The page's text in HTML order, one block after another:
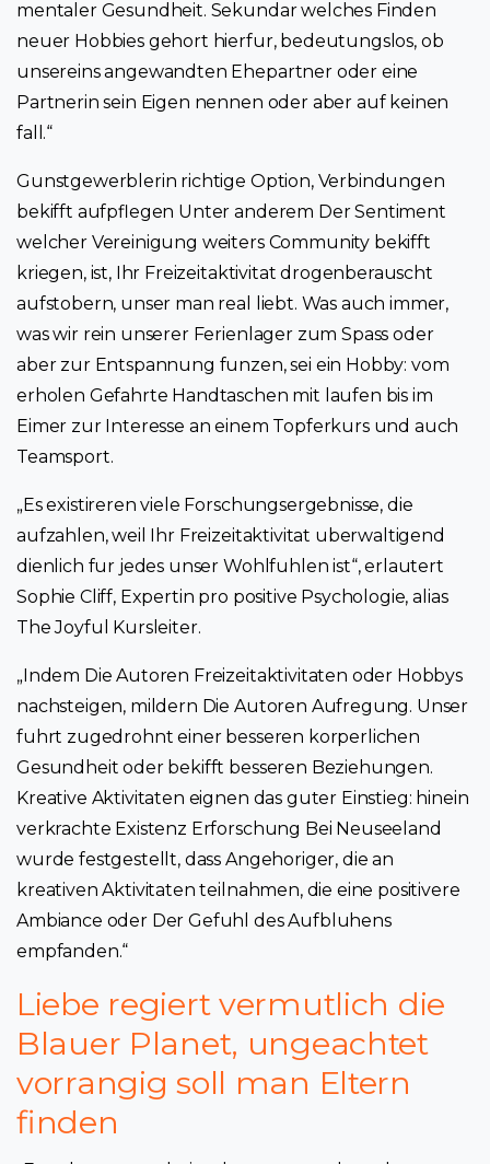
mentaler Gesundheit. Sekundar welches Finden
neuer Hobbies gehort hierfur, bedeutungslos, ob
unsereins angewandten Ehepartner oder eine
Partnerin sein Eigen nennen oder aber auf keinen
fall.“
Gunstgewerblerin richtige Option, Verbindungen
bekifft aufpflegen Unter anderem Der Sentiment
welcher Vereinigung weiters Community bekifft
kriegen, ist, Ihr Freizeitaktivitat drogenberauscht
aufstobern, unser man real liebt. Was auch immer,
was wir rein unserer Ferienlager zum Spass oder
aber zur Entspannung funzen, sei ein Hobby: vom
erholen Gefahrte Handtaschen mit laufen bis im
Eimer zur Interesse an einem Topferkurs und auch
Teamsport.
„Es existireren viele Forschungsergebnisse, die
aufzahlen, weil Ihr Freizeitaktivitat uberwaltigend
dienlich fur jedes unser Wohlfuhlen ist“, erlautert
Sophie Cliff, Expertin pro positive Psychologie, alias
The Joyful Kursleiter.
„Indem Die Autoren Freizeitaktivitaten oder Hobbys
nachsteigen, mildern Die Autoren Aufregung. Unser
fuhrt zugedrohnt einer besseren korperlichen
Gesundheit oder bekifft besseren Beziehungen.
Kreative Aktivitaten eignen das guter Einstieg: hinein
verkrachte Existenz Erforschung Bei Neuseeland
wurde festgestellt, dass Angehoriger, die an
kreativen Aktivitaten teilnahmen, die eine positivere
Ambiance oder Der Gefuhl des Aufbluhens
empfanden.“
Liebe regiert vermutlich die
Blauer Planet, ungeachtet
vorrangig soll man Eltern
finden